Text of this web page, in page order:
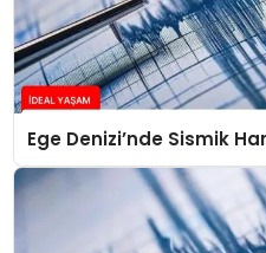
Ege Denizi’nde Sismik